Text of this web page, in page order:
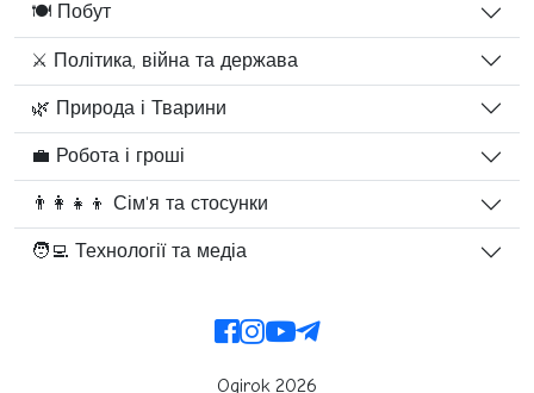
🍽️ Побут
⚔️ Політика, війна та держава
🌿 Природа і Тварини
💼 Робота і гроші
👨‍👩‍👧‍👦 Сім'я та стосунки
🧑‍💻 Технології та медіа
Ogirok 2026